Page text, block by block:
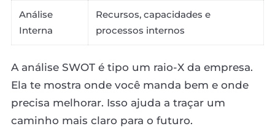
Análise
Interna
Recursos, capacidades e
processos internos
A análise SWOT é tipo um raio-X da empresa.
Ela te mostra onde você manda bem e onde
precisa melhorar. Isso ajuda a traçar um
caminho mais claro para o futuro.